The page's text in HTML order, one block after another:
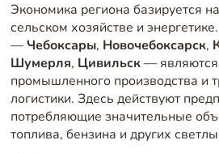
Экономика региона базируется
сельском хозяйстве и
—Чебоксары, Новочебоксарск,
Шумерля, Цивильск— являются
промышленного производства и
логистики. Здесь действуют
потребляющие значительные
топлива, бензина и других